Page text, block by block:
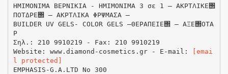
ΗΜΙΜΟΝΙΜΑ ΒΕΡΝΙΚΙΑ - HMIMONIMA 3 σε 1 – ΑΚΡΤΛΙΚΕ΢
ΠΟΤΔΡΕ΢ – ΑΚΡΤΛΙΚΑ ΦΡΨΜΑΣΑ –
BUILDER UV GELS- COLOR GELS –ΘΕΡΑΠΕΙΕ΢ – ΑΞΕ΢ΟΤΑ
Ρ
Σηλ.: 210 9910219 - Fax: 210 9910219
Website: www.diamond-cosmetics.gr - E-mail:
[emai
l protected]
EMPHASIS-G.A.LTD No 300